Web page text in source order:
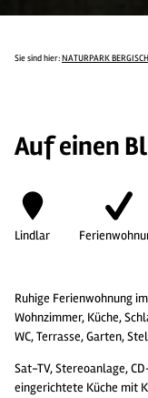
Sie sind hier:NATURPARK
Auf einen
Lindlar
Ruhige Ferienwohnung
Wohnzimmer, Küche,
WC, Terrasse, Garten,
Sat-TV, Stereoanlage,
eingerichtete Küche mit